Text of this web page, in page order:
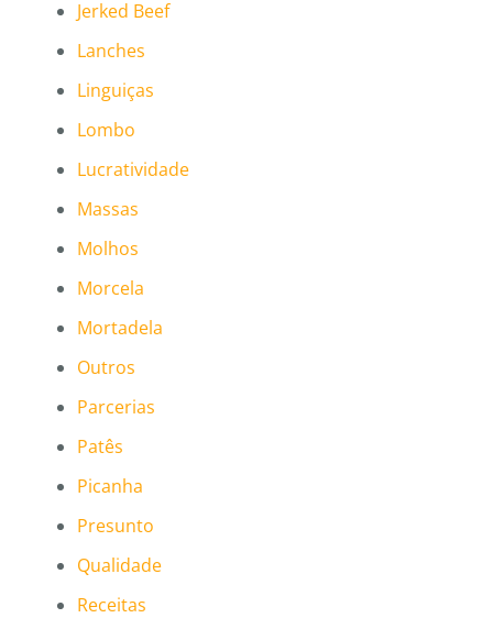
Jerked Beef
Lanches
Linguiças
Lombo
Lucratividade
Massas
Molhos
Morcela
Mortadela
Outros
Parcerias
Patês
Picanha
Presunto
Qualidade
Receitas